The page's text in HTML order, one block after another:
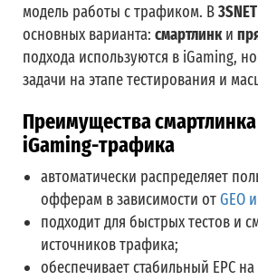
модель работы с трафиком. В3SNET
основных варианта: смартлинки
подхода используются в iGaming,
задачи на этапе тестирования и
Преимущества смартлинка
iGaming-трафика
автоматически распределяет
офферам в зависимости отGEO
подходит для быстрых тестов и
источников трафика;
обеспечивает стабильный EPC на